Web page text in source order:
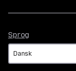
Sprog